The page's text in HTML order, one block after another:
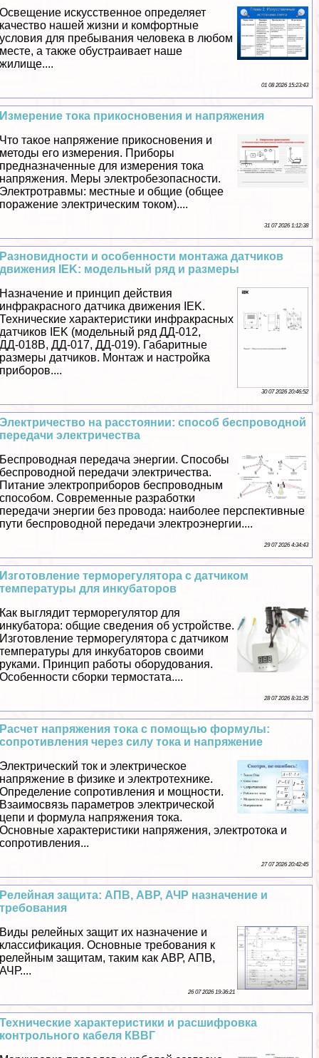
Освещение искусственное определяет
качество нашей жизни и комфортные
условия для пребывания человека в любом
месте, а также обустраивает наше
жилище....
01 08 2026 15:23:43
Измерение тока прикосновения и напряжения
Что такое напряжение прикосновения и
методы его измерения. Приборы
предназначенные для измерения тока
напряжения. Меры электробезопасности.
Электротравмы: местные и общие (общее
поражение электрическим током)....
31 07 2026 1:12:38
Разновидности и особенности монтажа датчиков
движения IEK: модельный ряд и размеры
Назначение и принцип действия
инфpaкрасного датчика движения IEK.
Технические хаpaктеристики инфpaкрасных
датчиков IEK (модельный ряд ДД-012,
ДД-018В, ДД-017, ДД-019). Габаритные
размеры датчиков. Монтаж и настройка
приборов....
30 07 2026 20:46:52
Электричество на расстоянии: способ беспроводной
передачи электричества
Беспроводная передача энергии. Способы
беспроводной передачи электричества.
Питание электроприборов беспроводным
способом. Современные разработки
передачи энергии без провода: наиболее перспективные
пути беспроводной передачи электроэнергии....
29 07 2026 4:34:43
Изготовление терморегулятора с датчиком
температуры для инкубаторов
Как выглядит терморегулятор для
инкубатора: общие сведения об устройстве.
Изготовление терморегулятора с датчиком
температуры для инкубаторов своими
руками. Принцип работы оборудования.
Особенности сборки термостата....
28 07 2026 8:31:35
Расчет напряжения тока с помощью формулы:
сопротивления через силу тока и напряжение
Электрический ток и электрическое
напряжение в физике и электротехнике.
Определение сопротивления и мощности.
Взаимосвязь параметров электрической
цепи и формула напряжения тока.
Основные хаpaктеристики напряжения, электротока и
сопротивления...
27 07 2026 20:42:45
Релейная защита: АПВ, АВР, АЧР назначение и
требования
Виды релейных защит их назначение и
классификация. Основные требования к
релейным защитам, таким как АВР, АПВ,
АЧР....
26 07 2026 19:36:21
Технические хаpaктеристики и расшифровка
контрольного кабеля КВВГ